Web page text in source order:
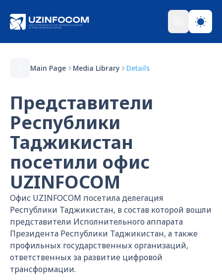
Main Page Media Library Details
Представители
Республики
Таджикистан
посетили офис
UZINFOCOM
Офис UZINFOCOM посетила делегация
Республики Таджикистан, в состав которой вошли
представители Исполнительного аппарата
Президента Республики Таджикистан, а также
профильных государственных организаций,
ответственных за развитие цифровой
трансформации.